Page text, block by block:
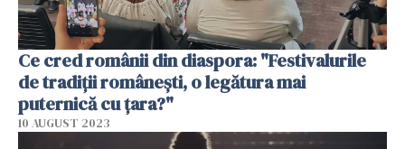
Ce cred românii din diaspora: "Festivalurile
de tradiții românești, o legătura mai
puternică cu țara?"
10 AUGUST 2023